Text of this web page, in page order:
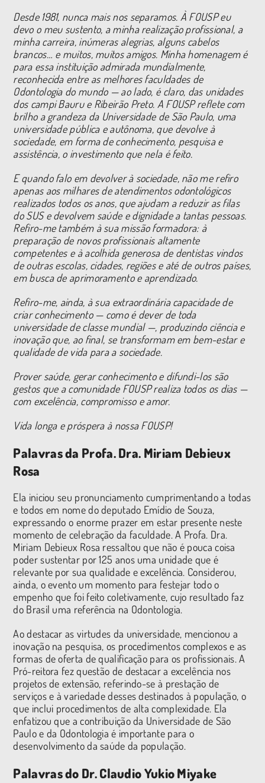
Desde 1981, nunca mais nos separamos. À FOUSP eu
devo o meu sustento, a minha realização profissional, a
minha carreira, inúmeras alegrias, alguns cabelos
brancos… e muitos, muitos amigos. Minha homenagem é
para essa instituição admirada mundialmente,
reconhecida entre as melhores faculdades de
Odontologia do mundo — ao lado, é claro, das unidades
dos campi Bauru e Ribeirão Preto. A FOUSP reflete com
brilho a grandeza da Universidade de São Paulo, uma
universidade pública e autônoma, que devolve à
sociedade, em forma de conhecimento, pesquisa e
assistência, o investimento que nela é feito.
E quando falo em devolver à sociedade, não me refiro
apenas aos milhares de atendimentos odontológicos
realizados todos os anos, que ajudam a reduzir as filas
do SUS e devolvem saúde e dignidade a tantas pessoas.
Refiro-me também à sua missão formadora: à
preparação de novos profissionais altamente
competentes e à acolhida generosa de dentistas vindos
de outras escolas, cidades, regiões e até de outros países,
em busca de aprimoramento e aprendizado.
Refiro-me, ainda, à sua extraordinária capacidade de
criar conhecimento — como é dever de toda
universidade de classe mundial —, produzindo ciência e
inovação que, ao final, se transformam em bem-estar e
qualidade de vida para a sociedade.
Prover saúde, gerar conhecimento e difundi-los são
gestos que a comunidade FOUSP realiza todos os dias —
com excelência, compromisso e amor.
Vida longa e próspera à nossa FOUSP!
Palavras da Profa. Dra. Miriam Debieux
Rosa
Ela iniciou seu pronunciamento cumprimentando a todas
e todos em nome do deputado Emídio de Souza,
expressando o enorme prazer em estar presente neste
momento de celebração da faculdade. A Profa. Dra.
Miriam Debieux Rosa ressaltou que não é pouca coisa
poder sustentar por 125 anos uma unidade que é
relevante por sua qualidade e excelência. Considerou,
ainda, o evento um momento para festejar todo o
empenho que foi feito coletivamente, cujo resultado faz
do Brasil uma referência na Odontologia.
Ao destacar as virtudes da universidade, mencionou a
inovação na pesquisa, os procedimentos complexos e as
formas de oferta de qualificação para os profissionais. A
Pró-reitora fez questão de destacar a excelência nos
projetos de extensão, referindo-se à prestação de
serviços e à variedade desses destinados à população, o
que inclui procedimentos de alta complexidade. Ela
enfatizou que a contribuição da Universidade de São
Paulo e da Odontologia é importante para o
desenvolvimento da saúde da população.
Palavras do Dr. Claudio Yukio Miyake